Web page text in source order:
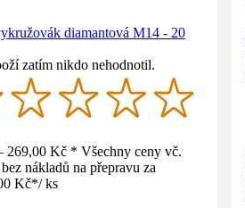
diamantová M14 - 20
zatím nikdo nehodnotil.
Kč * Všechny ceny vč.
nákladů na přepravu za
Kč*/ ks